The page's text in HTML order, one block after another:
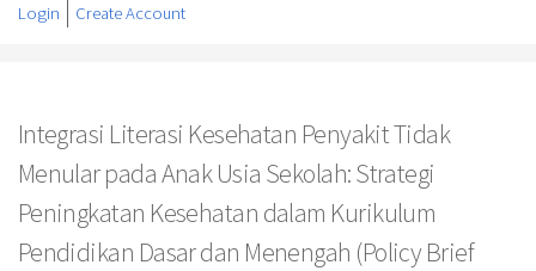
Login Create Account
Integrasi Literasi Kesehatan Penyakit Tidak
Menular pada Anak Usia Sekolah: Strategi
Peningkatan Kesehatan dalam Kurikulum
Pendidikan Dasar dan Menengah (Policy Brief